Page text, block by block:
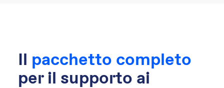
pacchetto completo
per il supporto ai